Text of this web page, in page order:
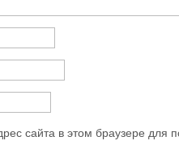
сайта в этом браузере для